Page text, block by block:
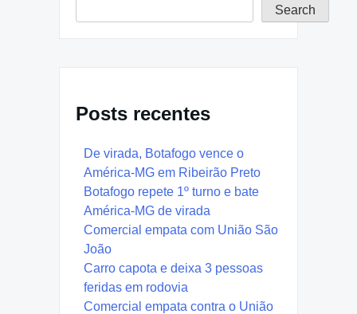
Search
Posts recentes
De virada, Botafogo vence o
América-MG em Ribeirão Preto
Botafogo repete 1º turno e bate
América-MG de virada
Comercial empata com União São
João
Carro capota e deixa 3 pessoas
feridas em rodovia
Comercial empata contra o União